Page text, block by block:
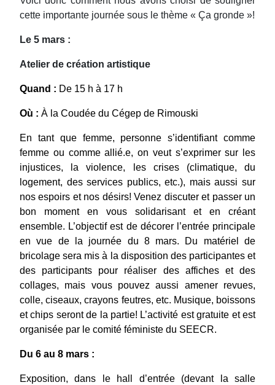
cette importante journée sous le thème « Ça gronde »!
Le 5 mars :
Atelier de création artistique
Quand : De 15 h à 17 h
Où : À la Coudée du Cégep de Rimouski
En tant que femme, personne s’identifiant comme
femme ou comme allié.e, on veut s’exprimer sur les
injustices, la violence, les crises (climatique, du
logement, des services publics, etc.), mais aussi sur
nos espoirs et nos désirs! Venez discuter et passer un
bon moment en vous solidarisant et en créant
ensemble. L’objectif est de décorer l’entrée principale
en vue de la journée du 8 mars. Du matériel de
bricolage sera mis à la disposition des participantes et
des participants pour réaliser des affiches et des
collages, mais vous pouvez aussi amener revues,
colle, ciseaux, crayons feutres, etc. Musique, boissons
et chips seront de la partie! L’activité est gratuite et est
organisée par le comité féministe du SEECR.
Du 6 au 8 mars :
Exposition, dans le hall d’entrée (devant la salle